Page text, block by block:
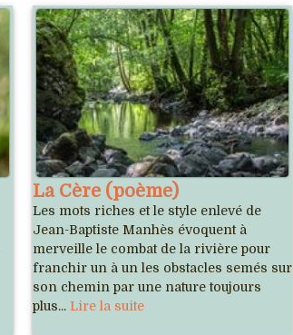
La Cère (poème)
Les mots riches et le style enlevé de
Jean-Baptiste Manhès évoquent à
merveille le combat de la rivière pour
franchir un à un les obstacles semés sur
son chemin par une nature toujours
plus... Lire la suite